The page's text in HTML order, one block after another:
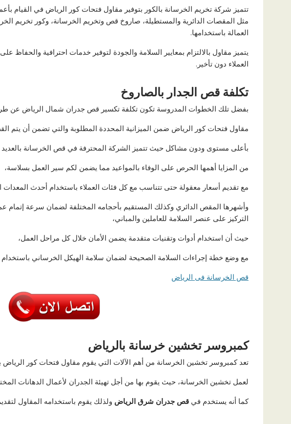
تتميز شركة تخريم الخرسانة بالكور بتوفير مقاول فتحات كور الرياض في القيام
مثل المقصات الدائرية والمستطيلة، صاروخ قص وتخريم الخرسانة، وكور تخريم
العمالة باستخدامها.
يتميز مقاول بالالتزام بمعايير السلامة والجودة لتوفير خدمات احترافية والحفاظ
العملاء دون تأخير.
تكلفة قص الجدار بالصاروخ
بفضل تلك الخطوات المدروسة تكون تكلفة تكسير قص جدران شمال الرياض عن
مقاول فتحات كور الرياض ضمن الميزانية المحددة المطلوبة والتي تضمن أن يتم
بأعلى مستوى ودون مشاكل حيث تتميز الشركة المحترفة في قص الخرسانة بالعديد
من المزايا أهمها الحرص على الوفاء بالمواعيد مما يضمن لكم سير العمل بسلاسة،
مع تقديم أسعار معقولة حتى تتناسب مع كل فئات العملاء باستخدام أحدث المعدات
وأشهرها المقص الدائري وكذلك المستقيم بأحجامه المختلفة لضمان سرعة إتمام
التركيز على عنصر السلامة للعاملين والمباني،
حيث أن استخدام أدوات وتقنيات متقدمة يضمن الأمان خلال كل مراحل العمل،
مع وضع خطة إجراءات السلامة الصحيحة لضمان سلامة الهيكل الخرساني باستخدام
قص الخرسانة فى الرياض
كمبروسر تخشين خرسانة بالرياض
تعد كمبروسر تخشين الخرسانة من أهم الآلات التي يقوم مقاول فتحات كور الرياض
لعمل تخشين الخرسانة، حيث يقوم بها من أجل تهيئة الجدران لأعمال الدهانات
كما أنه يستخدم في قص جدران شرق الرياض ولذلك يقوم باستخدامه المقاول